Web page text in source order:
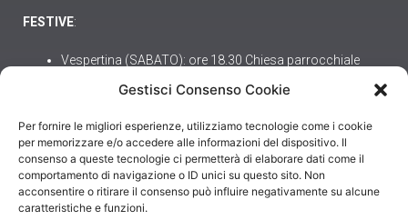
Gestisci Consenso Cookie
Per fornire le migliori esperienze, utilizziamo tecnologie come i cookie
per memorizzare e/o accedere alle informazioni del dispositivo. Il
consenso a queste tecnologie ci permetterà di elaborare dati come il
comportamento di navigazione o ID unici su questo sito. Non
acconsentire o ritirare il consenso può influire negativamente su alcune
caratteristiche e funzioni.
FESTIVE:
Vespertina (SABATO): ore 18.30 Chiesa parrocchiale
ore 10.30 Chiesa parrocchiale
COLLEGAMENTI UTILI